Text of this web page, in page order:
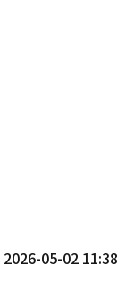
2026-05-02 11:38